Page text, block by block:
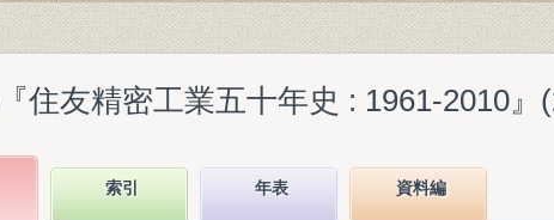
住友精密工業五十年史 : 1961-2010』
索引 年表 資料編